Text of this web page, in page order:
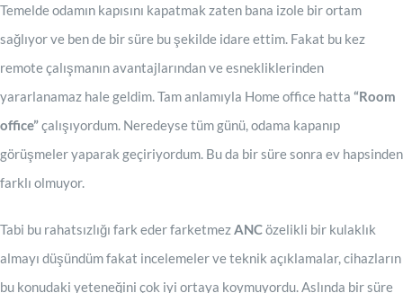
Temelde odamın kapısını kapatmak zaten bana izole bir ortam
sağlıyor ve ben de bir süre bu şekilde idare ettim. Fakat bu kez
remote çalışmanın avantajlarından ve esnekliklerinden
yararlanamaz hale geldim. Tam anlamıyla Home office hatta “Room
office”çalışıyordum. Neredeyse tüm günü, odama kapanıp
görüşmeler yaparak geçiriyordum. Bu da bir süre sonra ev hapsinden
farklı olmuyor.
Tabi bu rahatsızlığı fark eder farketmezANCözelikli bir kulaklık
almayı düşündüm fakat incelemeler ve teknik açıklamalar, cihazların
bu konudaki yeteneğini çok iyi ortaya koymuyordu. Aslında bir süre